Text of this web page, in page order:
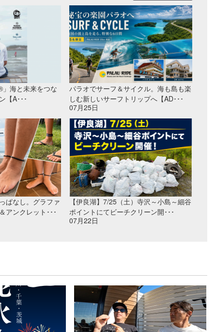
」海と未来をつな
【A･･･
パラオでサーフ＆サイクル。海も島も楽
しむ新しいサーフトリップへ【AD･･･
07月25日
ぱなし。グラファ
アンクレット･･･
【伊良湖】7/25（土）寺沢～小島～細谷
ポイントにてビーチクリーン開･･･
07月22日